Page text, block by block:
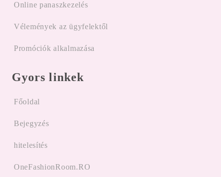
Online panaszkezelés
Vélemények az ügyfelektől
Promóciók alkalmazása
Gyors linkek
Főoldal
Bejegyzés
hitelesítés
OneFashionRoom.RO